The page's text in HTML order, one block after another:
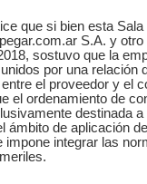
que si bien esta
S.A. y
sostuvo que la
por una relación
el proveedor y el
el ordenamiento de
destinada
ámbito de aplicación
impone integrar las